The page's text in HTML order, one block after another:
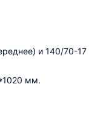
и 140/70-17
мм.